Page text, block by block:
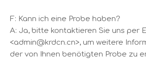
F: Kann ich eine Probe haben?
A: Ja, bitte kontaktieren Sie uns per
<admin@krdcn.cn>, um weitere
der von Ihnen benötigten Probe zu